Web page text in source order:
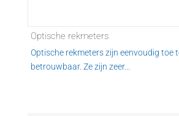
Optische rekmeters
Optische rekmeters zijn eenvoudig toe
betrouwbaar. Ze zijn zeer...